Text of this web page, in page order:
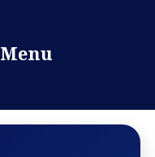
Menu